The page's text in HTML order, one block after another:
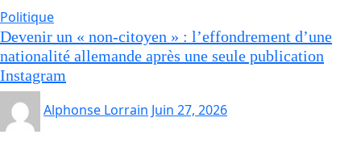
Politique
Devenir un « non-citoyen » : l’effondrement d’une
nationalité allemande après une seule publication
Instagram
Alphonse Lorrain Juin 27, 2026